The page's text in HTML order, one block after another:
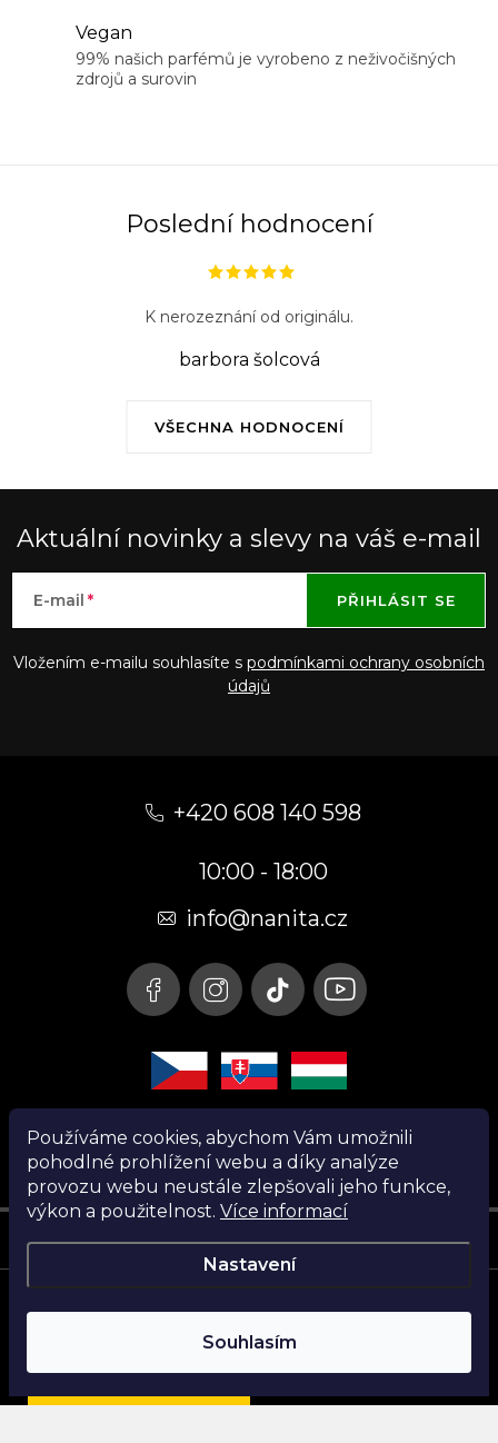
Používáme cookies, abychom Vám umožnili
pohodlné prohlížení webu a díky analýze
provozu webu neustále zlepšovali jeho funkce,
výkon a použitelnost. Více informací
Nastavení
Souhlasím
Vegan
99% našich parfémů je vyrobeno z neživočišných
zdrojů a surovin
Poslední hodnocení
VŠECHNA HODNOCENÍ
K nerozeznání od originálu.
barbora šolcová
Aktuální novinky a slevy na váš e-mail
E-mail
Vložením e-mailu souhlasíte s podmínkami ochrany osobních
údajů
PŘIHLÁSIT SE
+420 608 140 598
10:00 - 18:00
info@nanita.cz
Instagram
Copyright 2026Nanita.cz. Všechna práva vyhrazena.
Najdi si parfém